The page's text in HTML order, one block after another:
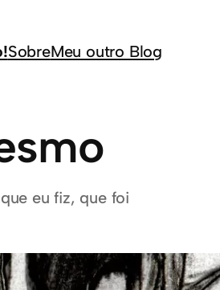
SobreMeu outro Blog
eu fiz, que foi